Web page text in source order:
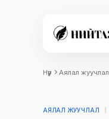
Нүүр Аялал жуучлал
АЯЛАЛ ЖУУЧЛАЛ